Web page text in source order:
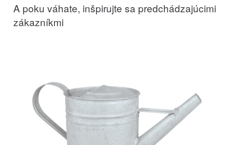
A poku váhate, inšpirujte sa predchádzajúcimi
zákazníkmi